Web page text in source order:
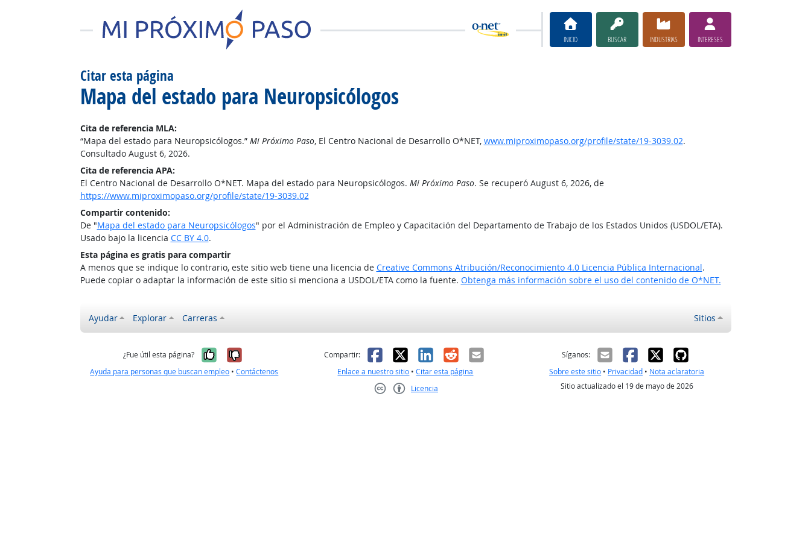
INICIO BUSCAR INDUSTRIAS INTERESES
Citar esta página
Mapa del estado para Neuropsicólogos
Cita de referencia MLA:
“Mapa del estado para Neuropsicólogos.” Mi Próximo Paso, El Centro Nacional de Desarrollo O*NET, www.miproximopaso.org/profile/state/19-3039.02.
Consultado August 6, 2026.
Cita de referencia APA:
El Centro Nacional de Desarrollo O*NET. Mapa del estado para Neuropsicólogos. Mi Próximo Paso. Se recuperó August 6, 2026, de
https://www.miproximopaso.org/profile/state/19-3039.02
Compartir contenido:
De "Mapa del estado para Neuropsicólogos" por el Administración de Empleo y Capacitación del Departamento de Trabajo de los Estados Unidos (USDOL/ETA).
Usado bajo la licencia CC BY 4.0.
Esta página es gratis para compartir
A menos que se indique lo contrario, este sitio web tiene una licencia de Creative Commons Atribución/Reconocimiento 4.0 Licencia Pública Internacional.
Puede copiar o adaptar la información de este sitio si menciona a USDOL/ETA como la fuente. Obtenga más información sobre el uso del contenido de O*NET.
Ayudar Explorar Carreras Sitios
¿Fue útil esta página? Sí, fue útil
No, no fue útil
Ayuda para personas que buscan empleo •Contáctenos
Compartir: Facebook
X LinkedIn
RedditCorreo electrónico
Enlace a nuestro sitio •Citar esta página
Licencia
Síganos:
Sobre este sitio • Privacidad • Nota aclaratoria
Sitio actualizado el 19 de mayo de 2026